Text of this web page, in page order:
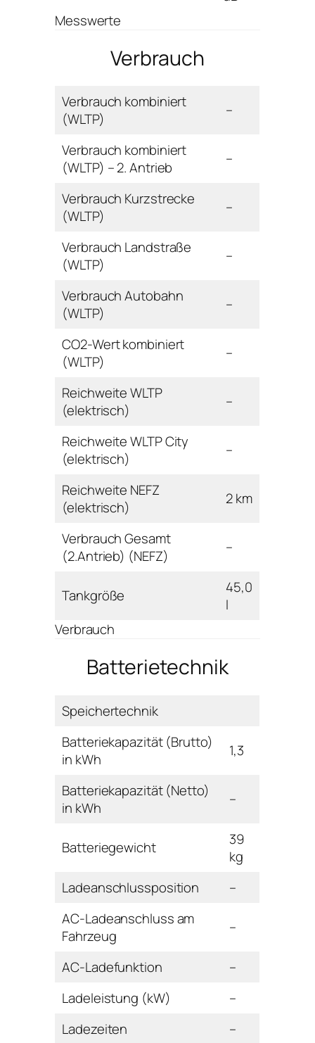
Messwerte
Verbrauch
Verbrauch kombiniert
(WLTP)
–
Verbrauch kombiniert
(WLTP) – 2. Antrieb
–
Verbrauch Kurzstrecke
(WLTP)
–
Verbrauch Landstraße
(WLTP)
–
Verbrauch Autobahn
(WLTP)
–
CO2-Wert kombiniert
(WLTP)
–
Reichweite WLTP
(elektrisch)
–
Reichweite WLTP City
(elektrisch)
–
Reichweite NEFZ
(elektrisch)
2 km
Verbrauch Gesamt
(2.Antrieb) (NEFZ)
–
Tankgröße
45,0
l
Verbrauch
Batterietechnik
Speichertechnik
Batteriekapazität (Brutto)
in kWh
1,3
Batteriekapazität (Netto)
in kWh
–
Batteriegewicht
39
kg
Ladeanschlussposition
–
AC-Ladeanschluss am
Fahrzeug
–
AC-Ladefunktion
–
Ladeleistung (kW)
–
Ladezeiten
–